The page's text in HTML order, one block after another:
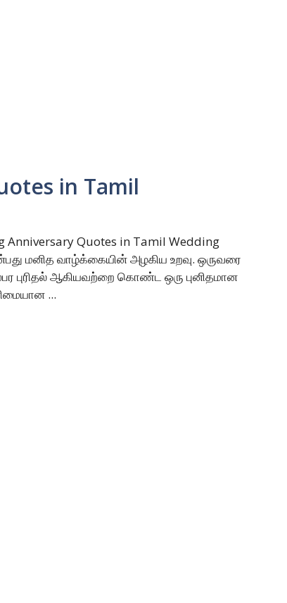
in Tamil
Quotes in Tamil Wedding
மனித வாழ்க்கையின் அழகிய உறவு. ஒருவரை
புரிதல் ஆகியவற்றை கொண்ட ஒரு புனிதமான
...